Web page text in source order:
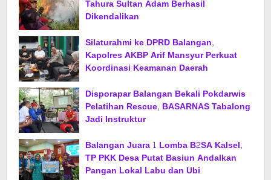
Tahura Sultan Adam Berhasil
Dikendalikan
Silaturahmi ke DPRD Balangan,
Kapolres AKBP Arif Mansyur Perkuat
Koordinasi Keamanan Daerah
Disporapar Balangan Bekali Pokdarwis
Pelatihan Rescue, BASARNAS Tabalong
Jadi Instruktur
Balangan Juara 1 Lomba B2SA Kalsel,
TP PKK Desa Putat Basiun Andalkan
Pangan Lokal Labu dan Ubi